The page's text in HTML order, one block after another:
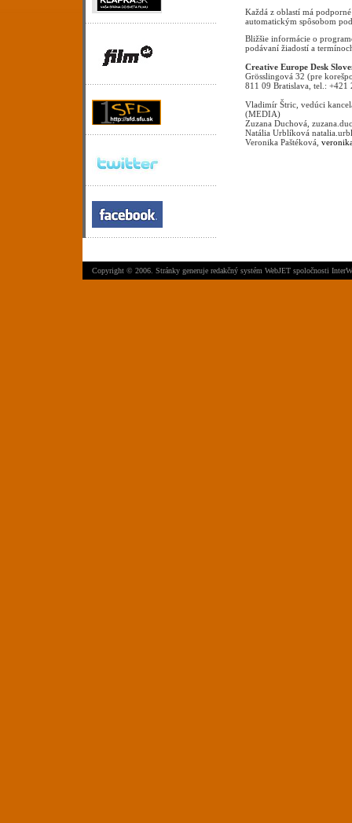
Každá z oblastí má
automatickým spôsobom
Bližšie informácie o
podávaní žiadostí a
Creative Europe Desk
Grösslingová 32 (pre
811 09 Bratislava, tel.: +421
Vladimír Štric, vedúci
(MEDIA)
Zuzana Duchová,
Natália Urblíková
Veronika Paštéková,
Copyright © 2006. Stránky generuje redakčný systém WebJET spoločnosti